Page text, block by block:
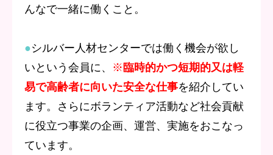
んなで一緒に働くこと。
●シルバー人材センターでは働く機会が欲し
いという会員に、 ※ 臨時的かつ短期的又は軽
易で高齢者に向いた安全な仕事を紹介してい
ます。さらにボランティア活動など社会貢献
に役立つ事業の企画、運営、実施をおこなっ
ています。